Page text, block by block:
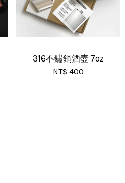
316不鏽鋼酒壺 7oz
NT$ 400